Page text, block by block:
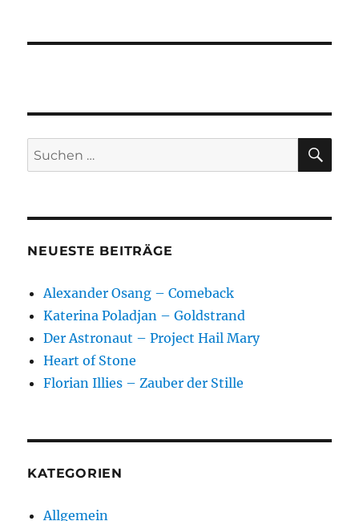
Suchen
nach:
NEUESTE BEITRÄGE
Alexander Osang – Comeback
Katerina Poladjan – Goldstrand
Der Astronaut – Project Hail Mary
Heart of Stone
Florian Illies – Zauber der Stille
KATEGORIEN
Allgemein